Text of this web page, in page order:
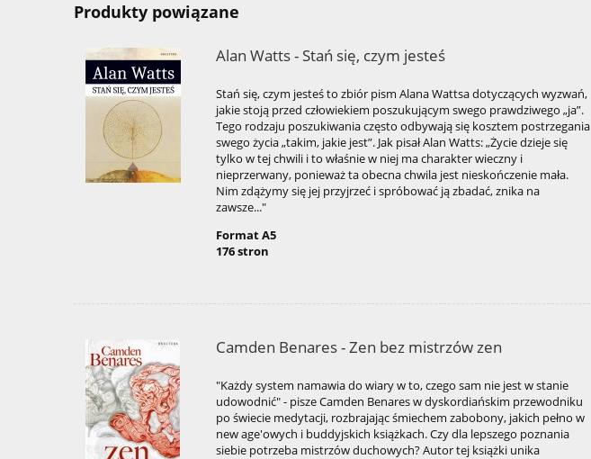
Produkty powiązane
Alan Watts - Stań się, czym jesteś
Stań się, czym jesteś to zbiór pism Alana Wattsa dotyczących wyzwań,
jakie stoją przed człowiekiem poszukującym swego prawdziwego „ja”.
Tego rodzaju poszukiwania często odbywają się kosztem postrzegania
swego życia „takim, jakie jest”. Jak pisał Alan Watts: „Życie dzieje się
tylko w tej chwili i to właśnie w niej ma charakter wieczny i
nieprzerwany, ponieważ ta obecna chwila jest nieskończenie mała.
Nim zdążymy się jej przyjrzeć i spróbować ją zbadać, znika na
zawsze..."
Format A5
176 stron
Camden Benares - Zen bez mistrzów zen
"Każdy system namawia do wiary w to, czego sam nie jest w stanie
udowodnić" - pisze Camden Benares w dyskordiańskim przewodniku
po świecie medytacji, rozbrajając śmiechem zabobony, jakich pełno w
new age'owych i buddyjskich książkach. Czy dla lepszego poznania
siebie potrzeba mistrzów duchowych? Autor tej książki unika